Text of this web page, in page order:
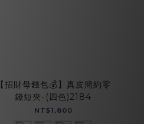
【招財母錢包💰】真皮簡約零
錢短夾-(四色)2184
NT$1,800